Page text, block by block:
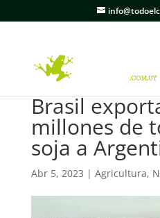
Brasil
millones de
soja a
Abr 5, 2023 | Agricultura,